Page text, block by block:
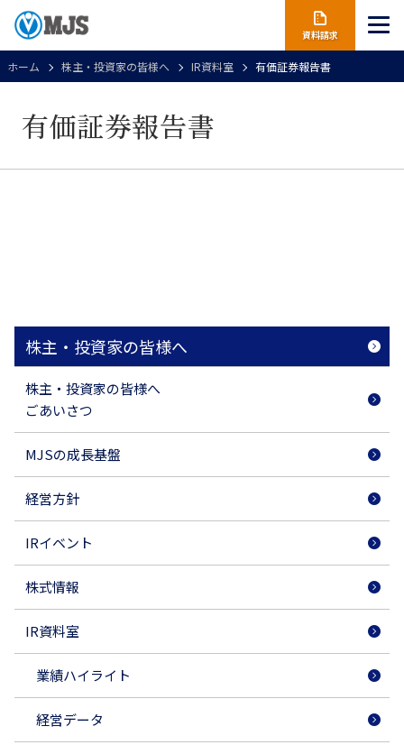
資料請求
ホーム 株主・投資家の皆様へ IR資料室 有価証券報告書
有価証券報告書
株主・投資家の皆様へ
株主・投資家の皆様へ
ごあいさつ
MJSの成長基盤
経営方針
IRイベント
株式情報
IR資料室
業績ハイライト
経営データ